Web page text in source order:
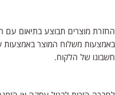
החזרת מוצרים תבוצע בתיאום
באמצעות משלוח המוצר באמצעות
חשבונו של הלקוח.